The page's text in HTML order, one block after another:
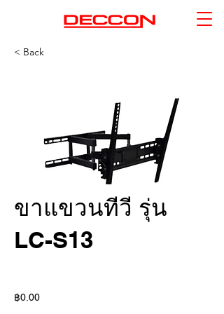
< Back
ขาแขวนทีวี รุ่น
LC-S13
฿0.00